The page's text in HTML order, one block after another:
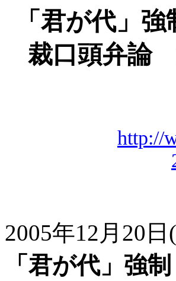
「君が代」
裁口頭弁論
http://
2005年12月20
「君が代」強制